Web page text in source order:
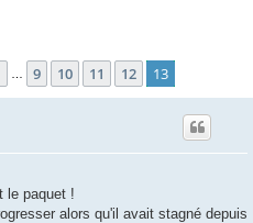
sur 13
… 9 10 11 12 13
le paquet !
alors qu'il avait stagné depuis